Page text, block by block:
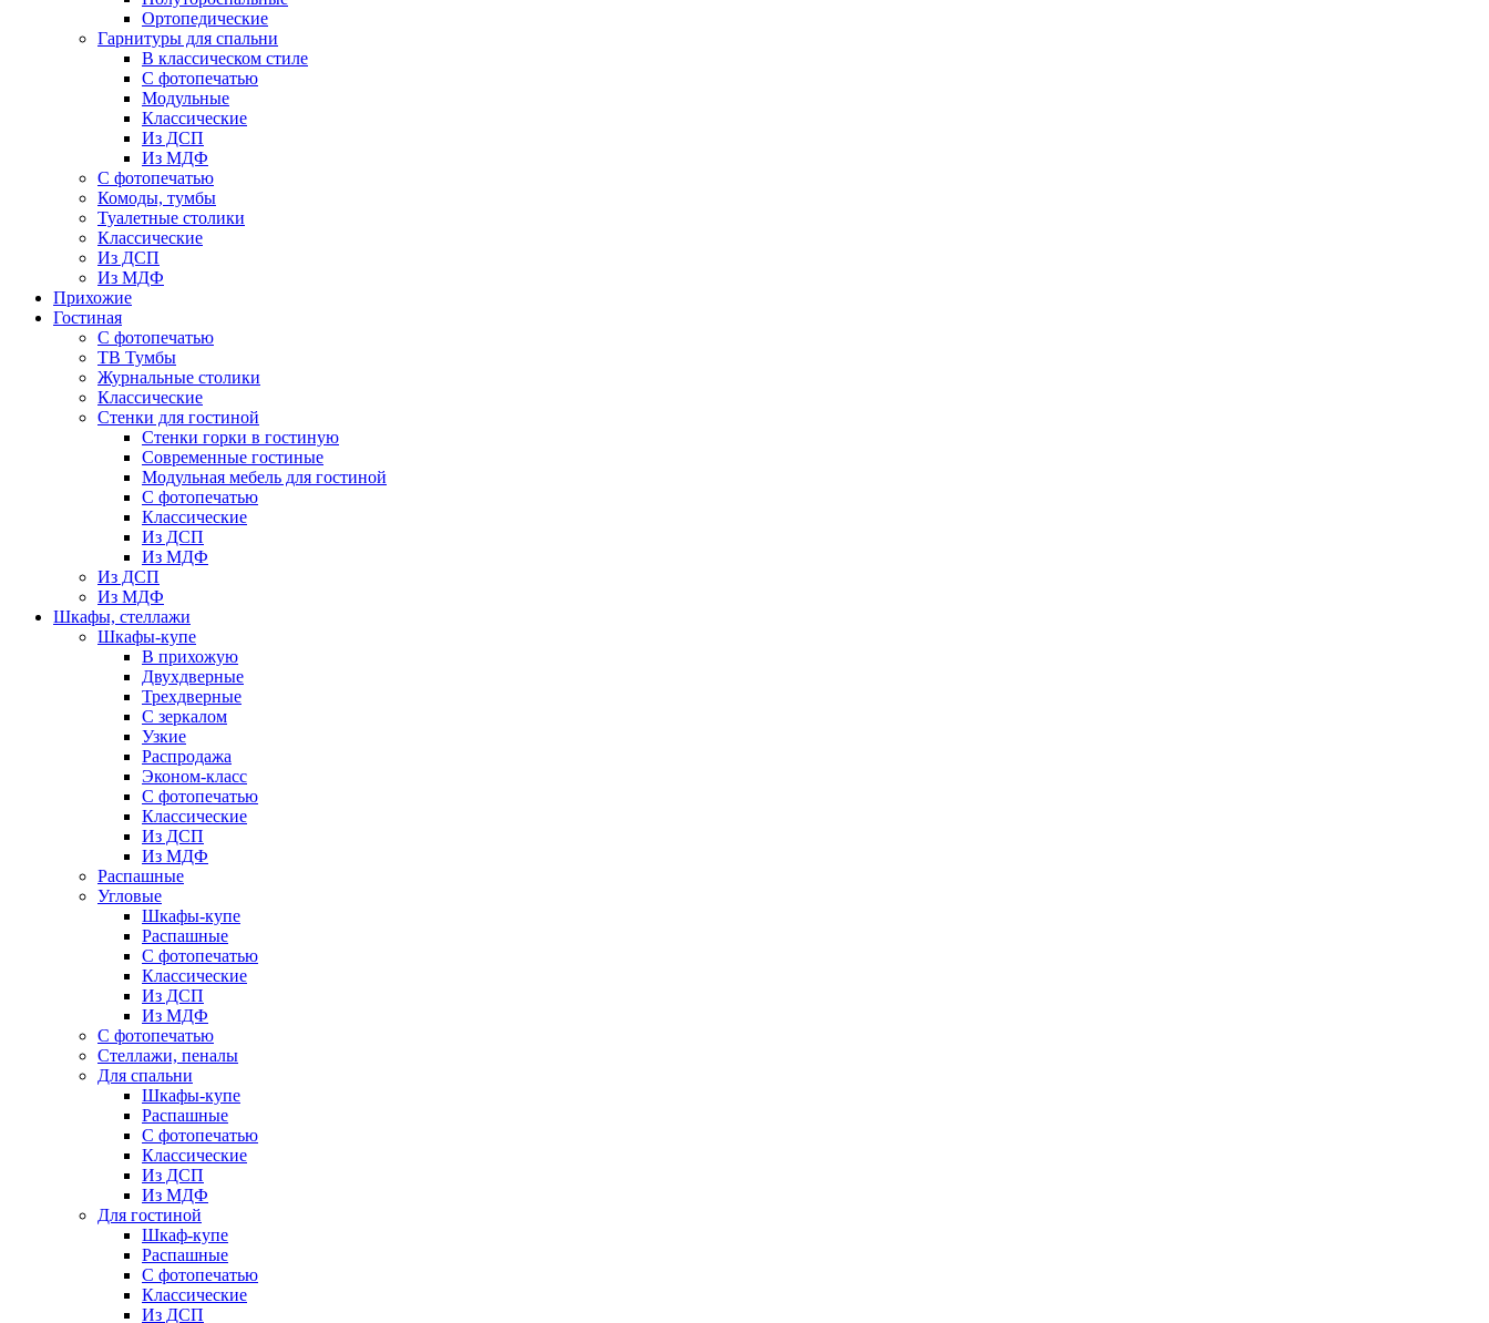
Ортопедические
Гарнитуры для спальни
В классическом стиле
С фотопечатью
Модульные
Классические
Из ДСП
Из МДФ
С фотопечатью
Комоды, тумбы
Туалетные столики
Классические
Из ДСП
Из МДФ
Прихожие
Гостиная
С фотопечатью
ТВ Тумбы
Журнальные столики
Классические
Стенки для гостиной
Стенки горки в гостиную
Современные гостиные
Модульная мебель для гостиной
С фотопечатью
Классические
Из ДСП
Из МДФ
Из ДСП
Из МДФ
Шкафы, стеллажи
Шкафы-купе
В прихожую
Двухдверные
Трехдверные
С зеркалом
Узкие
Распродажа
Эконом-класс
С фотопечатью
Классические
Из ДСП
Из МДФ
Распашные
Угловые
Шкафы-купе
Распашные
С фотопечатью
Классические
Из ДСП
Из МДФ
С фотопечатью
Стеллажи, пеналы
Для спальни
Шкафы-купе
Распашные
С фотопечатью
Классические
Из ДСП
Из МДФ
Для гостиной
Шкаф-купе
Распашные
С фотопечатью
Классические
Из ДСП